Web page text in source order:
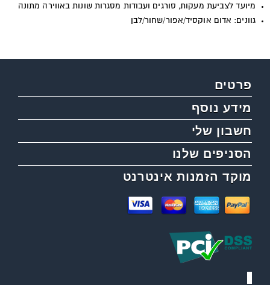
מיועד לצביעת מעקות, סורגים ועבודות מסגרות שונות באווירה מתונה
גוונים: אדום אוקסיד/אפור/שחור/לבן
פרטים
מידע נוסף
חשבון שלי
הסניפים שלנו
מוקד הזמנות אינטרנט